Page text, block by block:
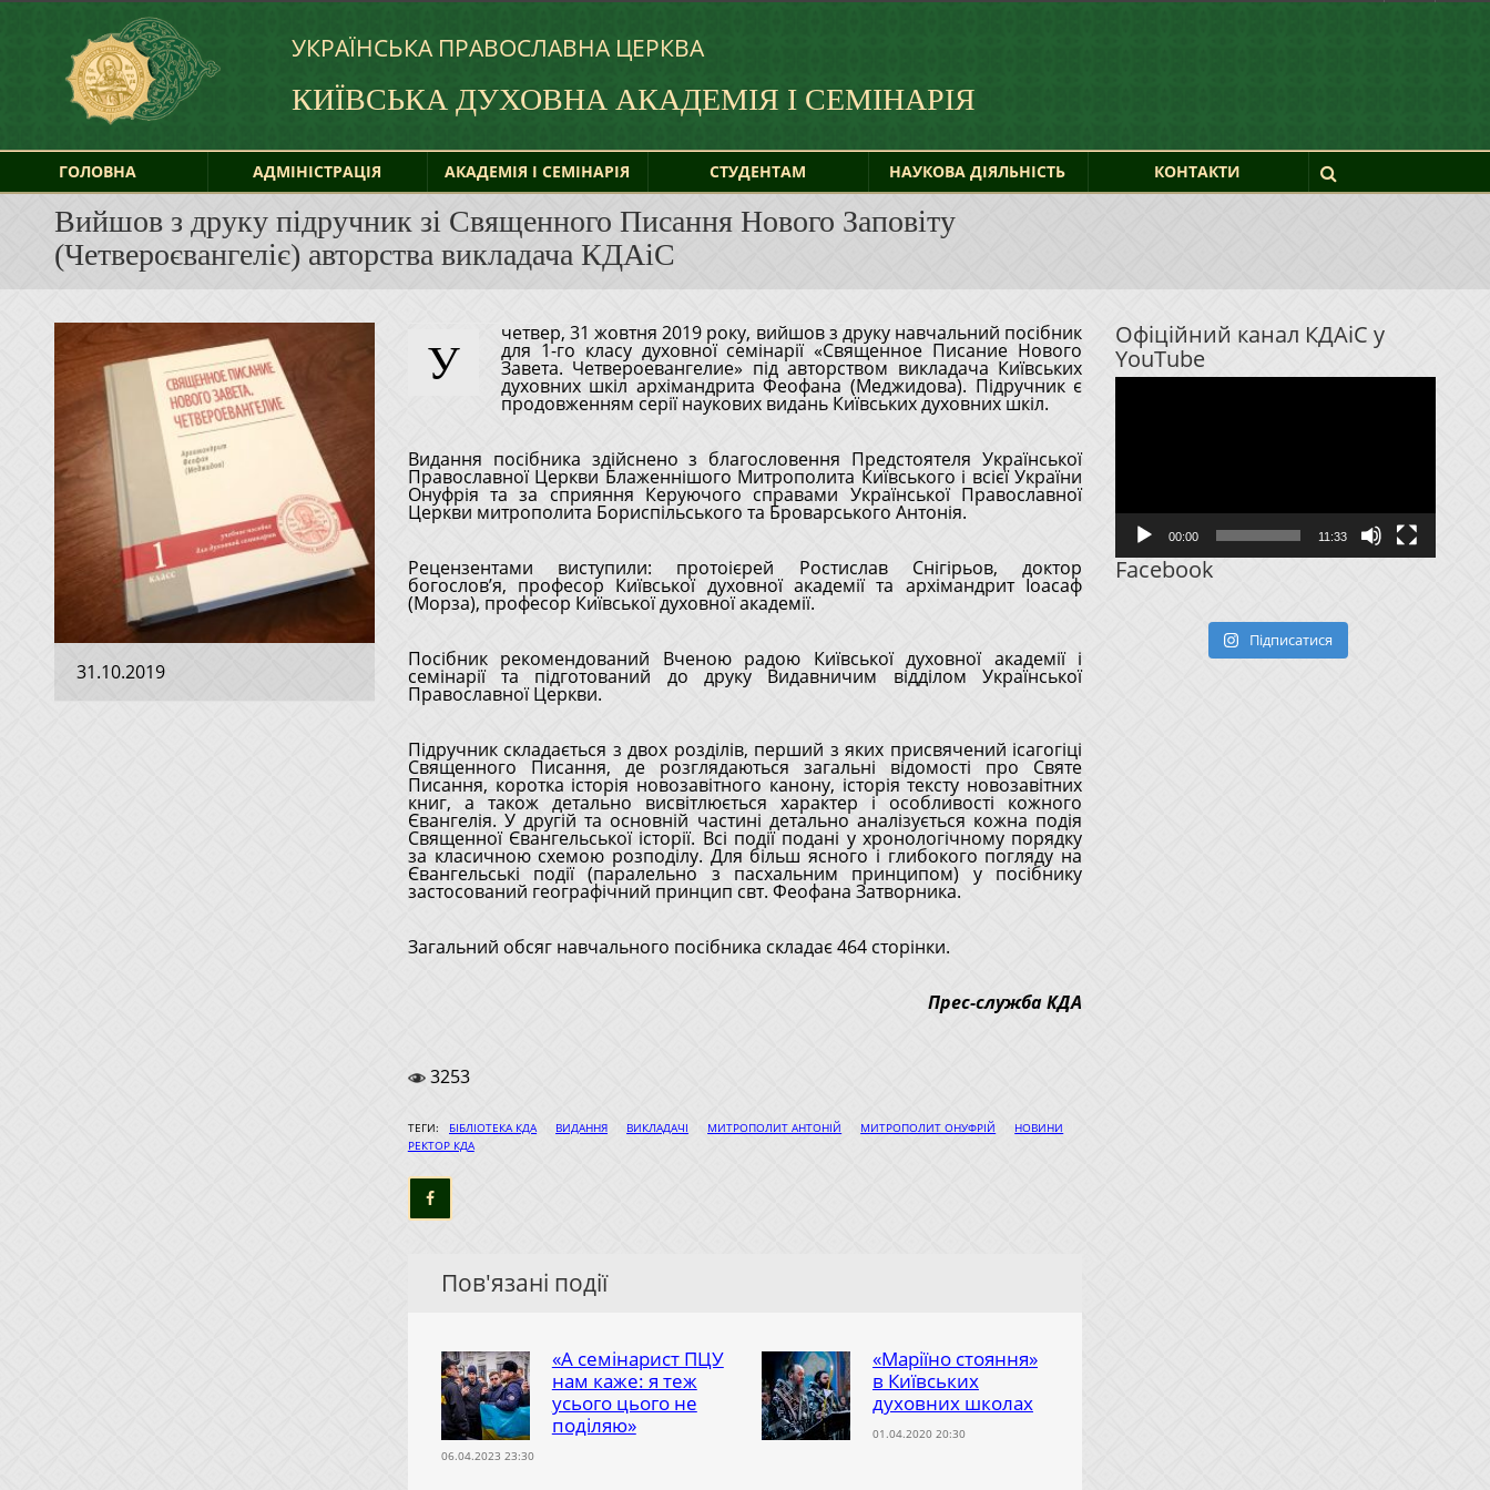
УКРАЇНСЬКА ПРАВОСЛАВНА ЦЕРКВА
КИЇВСЬКА ДУХОВНА АКАДЕМІЯ І СЕМІНАРІЯ
ГОЛОВНА АДМІНІСТРАЦІЯ АКАДЕМІЯ І СЕМІНАРІЯ СТУДЕНТАМ НАУКОВА ДІЯЛЬНІСТЬ КОНТАКТИ
Вийшов з друку підручник зі Священного Писання Нового Заповіту
(Четвероєвангеліє) авторства викладача КДАіС
31.10.2019
У
четвер, 31 жовтня 2019 року, вийшов з друку навчальний посібник
для 1-го класу духовної семінарії «Священное Писание Нового Завета. Четвероевангелие» під авторством викладача Київських
духовних шкіл архімандрита Феофана (Меджидова). Підручник є
продовженням серії наукових видань Київських духовних шкіл.
Видання посібника здійснено з благословення Предстоятеля Української
Православної Церкви Блаженнішого Митрополита Київського і всієї України
Онуфрія та за сприяння Керуючого справами Української Православної
Церкви митрополита Бориспільського та Броварського Антонія.
Рецензентами виступили: протоієрей Ростислав Снігірьов, доктор
богослов’я, професор Київської духовної академії та архімандрит Іоасаф
(Морза), професор Київської духовної академії.
Посібник рекомендований Вченою радою Київської духовної академії і
семінарії та підготований до друку Видавничим відділом Української
Православної Церкви.
Підручник складається з двох розділів, перший з яких присвячений ісагогіці
Священного Писання, де розглядаються загальні відомості про Святе
Писання, коротка історія новозавітного канону, історія тексту новозавітних
книг, а також детально висвітлюється характер і особливості кожного
Євангелія. У другій та основній частині детально аналізується кожна подія
Священної Євангельської історії. Всі події подані у хронологічному порядку
за класичною схемою розподілу. Для більш ясного і глибокого погляду на
Євангельські події (паралельно з пасхальним принципом) у посібнику
застосований географічний принцип свт. Феофана Затворника.
Загальний обсяг навчального посібника складає 464 сторінки.
Прес-служба КДА
3253
ТЕГИ: БІБЛІОТЕКА КДА ВИДАННЯ ВИКЛАДАЧІ МИТРОПОЛИТ АНТОНІЙ МИТРОПОЛИТ ОНУФРІЙ НОВИНИ
РЕКТОР КДА
Пов'язані події
«А семінарист ПЦУ
нам каже: я теж
усього цього не
поділяю»
06.04.2023 23:30
«Маріїно стояння»
в Київських
духовних школах
01.04.2020 20:30
Офіційний канал КДАіС у
YouTube
Відеопрогравач
00:00 11:33
Facebook
Підписатися